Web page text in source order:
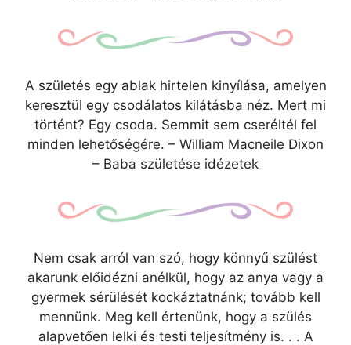
A születés egy ablak hirtelen kinyílása, amelyen
keresztül egy csodálatos kilátásba néz. Mert mi
történt? Egy csoda. Semmit sem cseréltél fel
minden lehetőségére. – William Macneile Dixon
– Baba születése idézetek
Nem csak arról van szó, hogy könnyű szülést
akarunk előidézni anélkül, hogy az anya vagy a
gyermek sérülését kockáztatnánk; tovább kell
mennünk. Meg kell értenünk, hogy a szülés
alapvetően lelki és testi teljesítmény is. . . A